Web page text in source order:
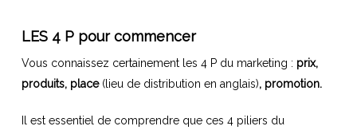
LES 4 P pour commencer
Vous connaissez certainement les 4 P du marketing : prix,
produits, place (lieu de distribution en anglais), promotion.
Il est essentiel de comprendre que ces 4 piliers du